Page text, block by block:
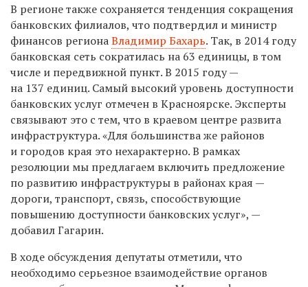
В регионе также сохраняется тенденция сокращения
банковских филиалов, что подтвердил и министр
финансов регионаВладимир Бахарь. Так, в 2014 году
банковская сеть сократилась на 63 единицы, в том
числе и передвижной пункт. В 2015 году —
на 137 единиц. Самый высокий уровень доступности
банковских услуг отмечен в Красноярске. Эксперты
связывают это с тем, что в краевом центре развита
инфраструктура. «Для большинства же районов
и городов края это нехарактерно. В рамках
резолюции мы предлагаем включить предложение
по развитию инфраструктуры в районах края —
дороги, транспорт, связь, способствующие
повышению доступности банковских услуг», —
добавил Гагарин.
В ходе обсуждения депутаты отметили, что
необходимо серьезное взаимодействие органов